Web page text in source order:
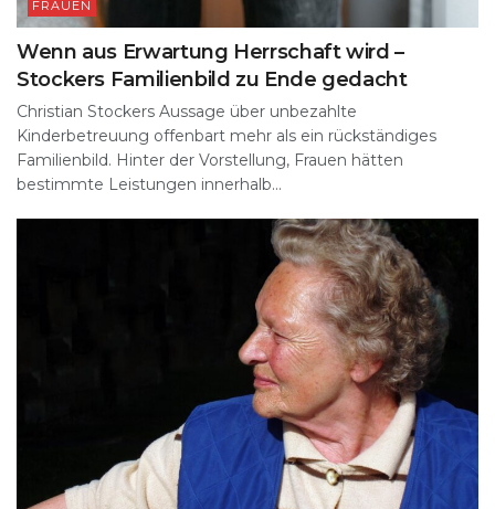
FRAUEN
Wenn aus Erwartung Herrschaft wird –
Stockers Familienbild zu Ende gedacht
Christian Stockers Aussage über unbezahlte
Kinderbetreuung offenbart mehr als ein rückständiges
Familienbild. Hinter der Vorstellung, Frauen hätten
bestimmte Leistungen innerhalb...